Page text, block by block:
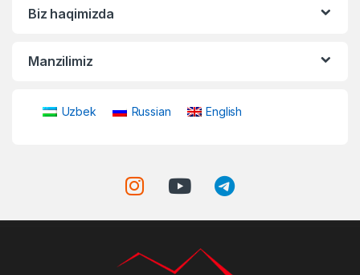
Biz haqimizda
Manzilimiz
Uzbek Russian English